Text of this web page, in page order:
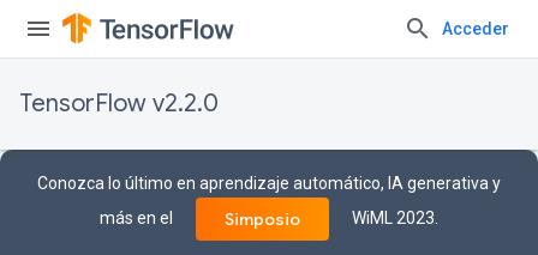
Acceder
TensorFlow v2.2.0
Conozca lo último en aprendizaje automático, IA generativa y
más en el
Simposio WiML 2023.